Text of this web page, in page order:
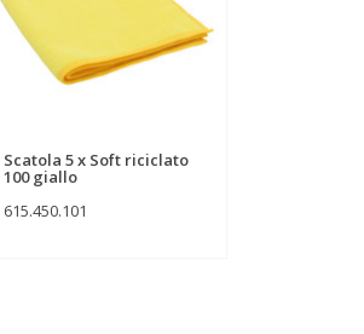
Scatola 5 x Soft riciclato
100 giallo
615.450.101